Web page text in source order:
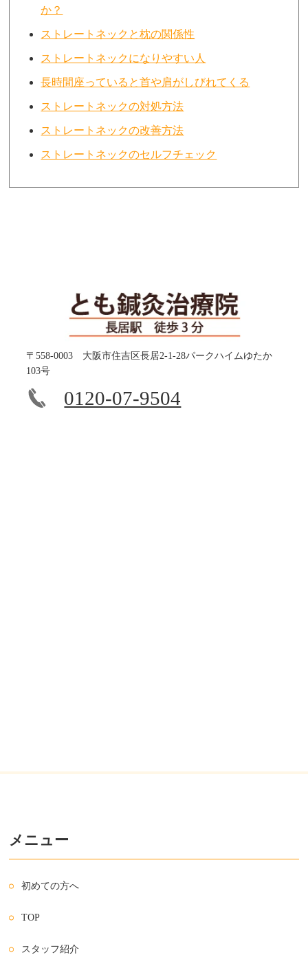
か？
ストレートネックと枕の関係性
ストレートネックになりやすい人
長時間座っていると首や肩がしびれてくる
ストレートネックの対処方法
ストレートネックの改善方法
ストレートネックのセルフチェック
〒558-0003 大阪市住吉区長居2-1-28パークハイムゆたか
103号
0120-07-9504
メニュー
初めての方へ
TOP
スタッフ紹介